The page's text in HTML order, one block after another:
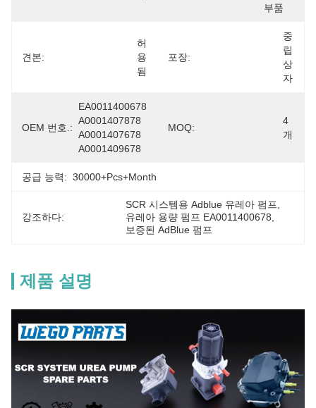
부품
견본:
허
용
됨
포장:
중
립
상
자
OEM 번호.:
EA0011400678
A0001407878
A0001407678
A0001409678
MOQ:
4
개
공급 능력: 30000+Pcs+Month
강조하다:
SCR 시스템용 Adblue 유레아 펌프
유레아 용량 펌프 EA0011400678
보증된 AdBlue 펌프
제품 설명